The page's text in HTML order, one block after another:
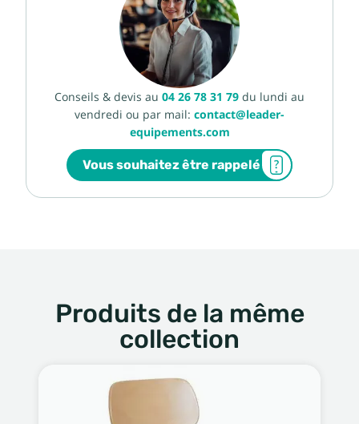
Conseils & devis au 04 26 78 31 79 du lundi au
vendredi ou par mail: contact@leader-
equipements.com
Vous souhaitez être rappelé
Produits de la même
collection